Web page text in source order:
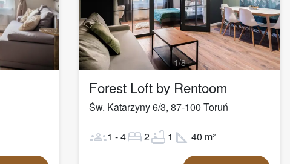
1/8
Forest Loft by Rentoom
Św. Katarzyny 6/3,87-100 Toruń
groups1 -4bed2bathtub 1 square_foot40 m²